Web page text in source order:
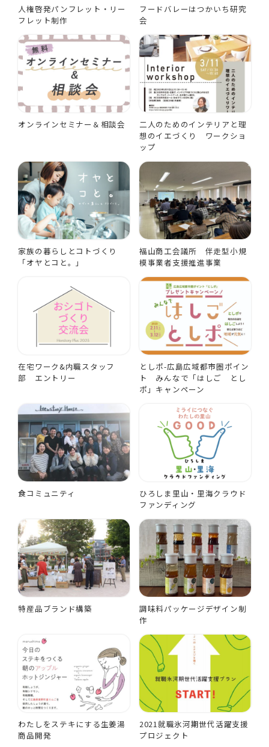
人権啓発パンフレット・リー
フレット制作
フードバレーはつかいち研究
会
オンラインセミナー＆相談会
二人のためのインテリアと理
想のイエづくり ワークショ
ップ
家族の暮らしとコトづくり
「オヤとコと。」
福山商工会議所 伴走型小規
模事業者支援推進事業
在宅ワーク&内職スタッフ
部 エントリー
としポ-広島広域都市圏ポイン
ト みんなで「はしご とし
ポ」キャンペーン
食コミュニティ
ひろしま里山・里海クラウド
ファンディング
特産品ブランド構築
調味料パッケージデザイン制
作
わたしをステキにする生姜湯
商品開発
2021就職氷河期世代活躍支援
プロジェクト